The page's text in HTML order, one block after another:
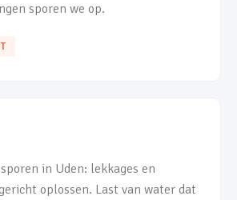
sporen we op.
in Uden: lekkages en
oplossen. Last van water dat